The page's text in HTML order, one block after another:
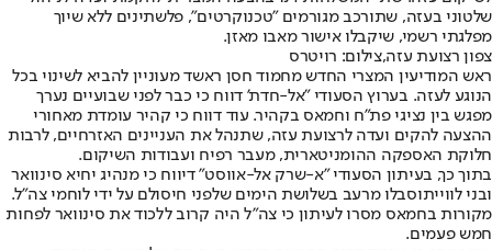
שלטוני בעזה, שתורכב מגורמים "טכנוקרטים", פלשתינים ללא שיוך
מפלגתי רשמי, שיקבלו אישור מאבו מאזן.
צפון רצועת עזה,צילום: רויטרס
ראש המודיעין המצרי החדש מחמוד חסן ראשד מעוניין להביא לשינוי בכל
הנוגע לעזה. בערוץ הסעודי "אל-חדת' דווח כי כבר לפני שבועיים נערך
מפגש בין נציגי פת"ח וחמאס בקהיר. עוד דווח כי קהיר עומדת מאחורי
ההצעה להקים ועדה לרצועת עזה, שתנהל את העניינים האזרחיים, לרבות
חלוקת האספקה ההומניטארית, מעבר רפיח ועבודות השיקום.
בתוך כך, בעיתון הסעודי "א-שרק אל-אווסט" דיווח כי מנהיג יחיא סינוואר
ובני לווייתוסבלו מרעב בשלושת הימים שלפני חיסולם על ידי לוחמי צה"ל.
מקורות בחמאס מסרו לעיתון כי צה"ל היה קרוב ללכוד את סינוואר לפחות
חמש פעמים.